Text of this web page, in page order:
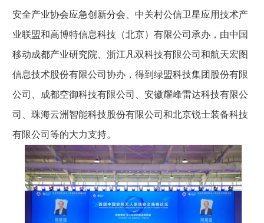
安全产业协会应急创新分会、中关村公信卫星应用技术产
业联盟和高博特信息科技（北京）有限公司承办，由中国
移动成都产业研究院、浙江凡双科技有限公司和航天宏图
信息技术股份有限公司协办，得到绿盟科技集团股份有限
公司、成都空御科技有限公司、安徽耀峰雷达科技有限公
司、珠海云洲智能科技股份有限公司和北京锐士装备科技
有限公司等的大力支持。